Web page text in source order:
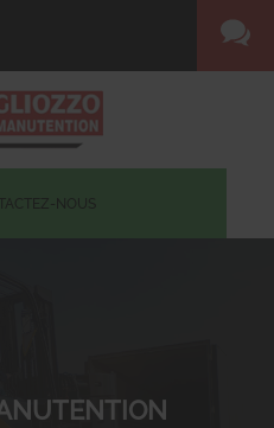
NOUS